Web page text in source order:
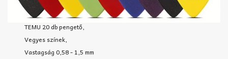
TEMU 20 db pengető,
Vegyes színek,
Vastagság 0,58 - 1,5 mm